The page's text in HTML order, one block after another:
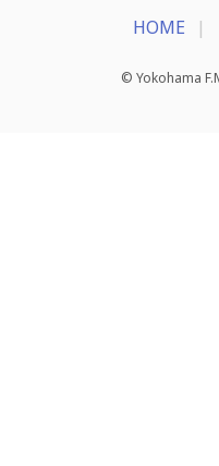
HOME
© Yokohama